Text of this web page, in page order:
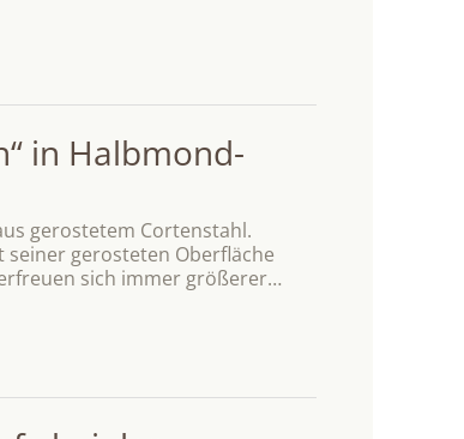
in Halbmond-
gerostetem Cortenstahl.
gerosteten Oberfläche
sich immer größerer…